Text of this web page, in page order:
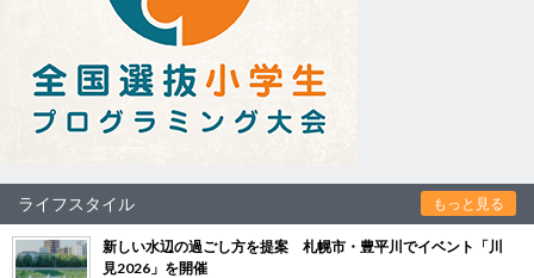
ライフスタイル もっと見る
新しい水辺の過ごし方を提案 札幌市・豊平川でイベント「川
見2026」を開催